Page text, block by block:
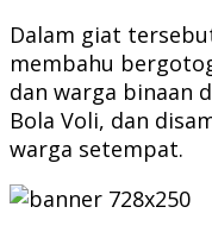
Dalam giat
membahu
dan warga binaan
Bola Voli, dan
warga setempat.